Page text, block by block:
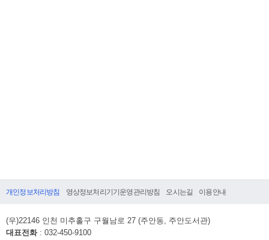
개인정보처리방침 영상정보처리기기운영관리방침 오시는길 이용안내
(우)22146 인천 미추홀구 구월남로 27 (주안동, 주안도서관)
대표전화: 032-450-9100